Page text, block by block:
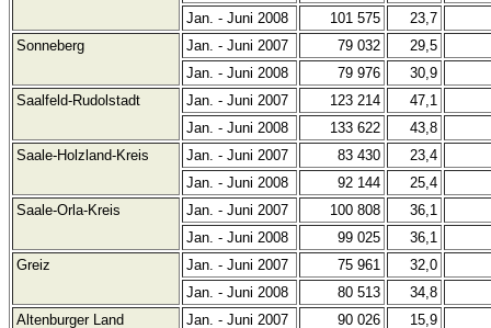
Jan. - Juni 2008
101 575
23,7
Sonneberg
Jan. - Juni 2007 79 032
29,5
Jan. - Juni 2008
79 976
30,9
Saalfeld-Rudolstadt
Jan. - Juni 2007 123 214
47,1
Jan. - Juni 2008
133 622
43,8
Saale-Holzland-Kreis
Jan. - Juni 2007 83 430
23,4
Jan. - Juni 2008
92 144
25,4
Saale-Orla-Kreis
Jan. - Juni 2007 100 808
36,1
Jan. - Juni 2008
99 025
36,1
Greiz
Jan. - Juni 2007 75 961
32,0
Jan. - Juni 2008
80 513
34,8
Altenburger Land
Jan. - Juni 2007 90 026
15,9